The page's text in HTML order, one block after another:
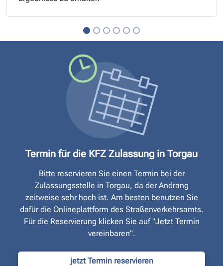
Termin für die KFZ Zulassung in Torgau
Bitte reservieren Sie einen Termin bei der
Zulassungsstelle in Torgau, da der Andrang
zeitweise sehr hoch ist. Am besten benutzen Sie
dafür die Onlineplattform des Straßen­verkehrsamts.
Für die Reservierung klicken Sie auf "Jetzt Termin
vereinbaren".
jetzt Termin reservieren